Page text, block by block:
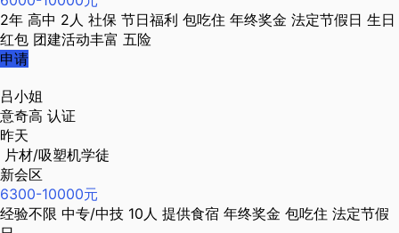
2年 高中 2人 社保 节日福利 包吃住 年终奖金 法定节假日 生日
红包 团建活动丰富 五险
申请
吕小姐
意奇高 认证
昨天
片材/吸塑机学徒
新会区
6300-10000元
经验不限 中专/中技 10人 提供食宿 年终奖金 包吃住 法定节假